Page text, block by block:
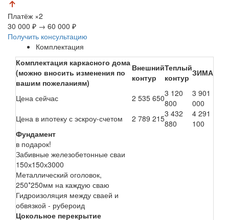
Платёж ×2
30 000 ₽ → 60 000 ₽
Получить консультацию
Комплектация
Комплектация каркасного дома
(можно вносить изменения по
вашим пожеланиям)
Внешний
контур
Теплый
контур ЗИМА
Цена сейчас 2 535 6503 120
800
3 901
000
Цена в ипотеку с эскроу-счетом
2 789 2153 432
880
4 291
100
Фундамент
в подарок!
Забивные железобетонные сваи
150х150х3000
Металлический оголовок,
250*250мм на каждую сваю
Гидроизоляция между сваей и
обвязкой - рубероид
Цокольное перекрытие